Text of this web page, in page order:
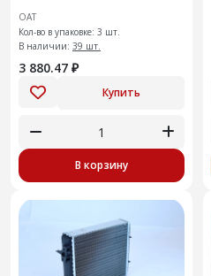
ОАТ
Кол-во в упаковке: 3 шт.
В наличии: 39 шт.
3 880.47 ₽
Купить
В корзину